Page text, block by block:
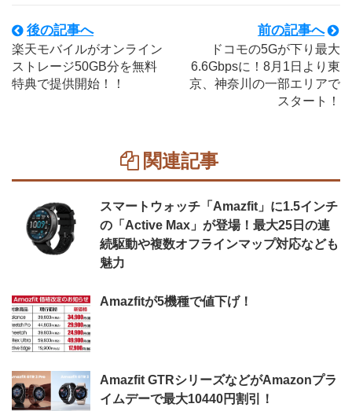
後の記事へ
楽天モバイルがオンライン
ストレージ50GB分を無料
特典で提供開始！！
前の記事へ
ドコモの5Gが下り最大
6.6Gbpsに！8月1日より東
京、神奈川の一部エリアで
スタート！
関連記事
スマートウォッチ「Amazfit」に1.5インチ
の「Active Max」が登場！最大25日の連
続駆動や複数オフラインマップ対応なども
魅力
Amazfitが5機種で値下げ！
Amazfit GTRシリーズなどがAmazonプラ
イムデーで最大10440円割引！